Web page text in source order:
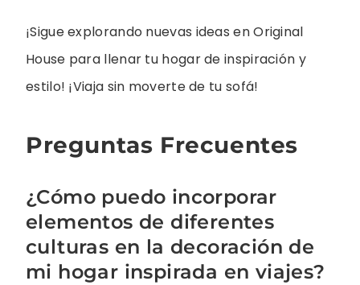
¡Sigue explorando nuevas ideas en Original
House para llenar tu hogar de inspiración y
estilo! ¡Viaja sin moverte de tu sofá!
Preguntas Frecuentes
¿Cómo puedo incorporar
elementos de diferentes
culturas en la decoración de
mi hogar inspirada en viajes?